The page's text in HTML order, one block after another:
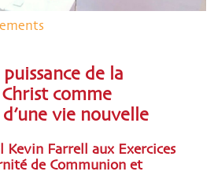
de la
comme
vie nouvelle
Kevin Farrell aux Exercices
de Communion et